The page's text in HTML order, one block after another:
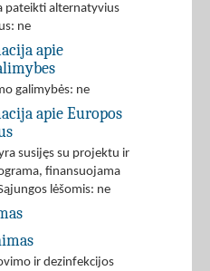
pateikti alternatyvius
ne
apie
galimybės: ne
apie Europos
susijęs su projektu ir
finansuojama
lėšomis: ne
ir dezinfekcijos